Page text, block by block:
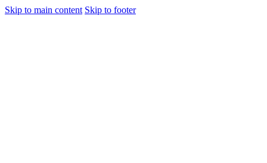
Skip to main content Skip to footer